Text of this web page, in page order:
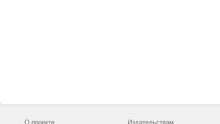
О проекте
Издательствам